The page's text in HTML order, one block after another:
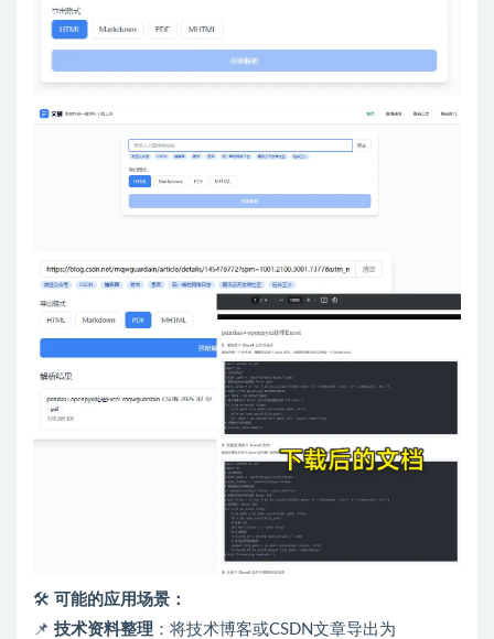
🛠 可能的应用场景：
📌 技术资料整理 ：将技术博客或CSDN文章导出为